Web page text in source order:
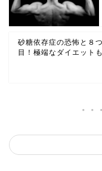
砂糖依存症の恐怖と８
目！極端なダイエット